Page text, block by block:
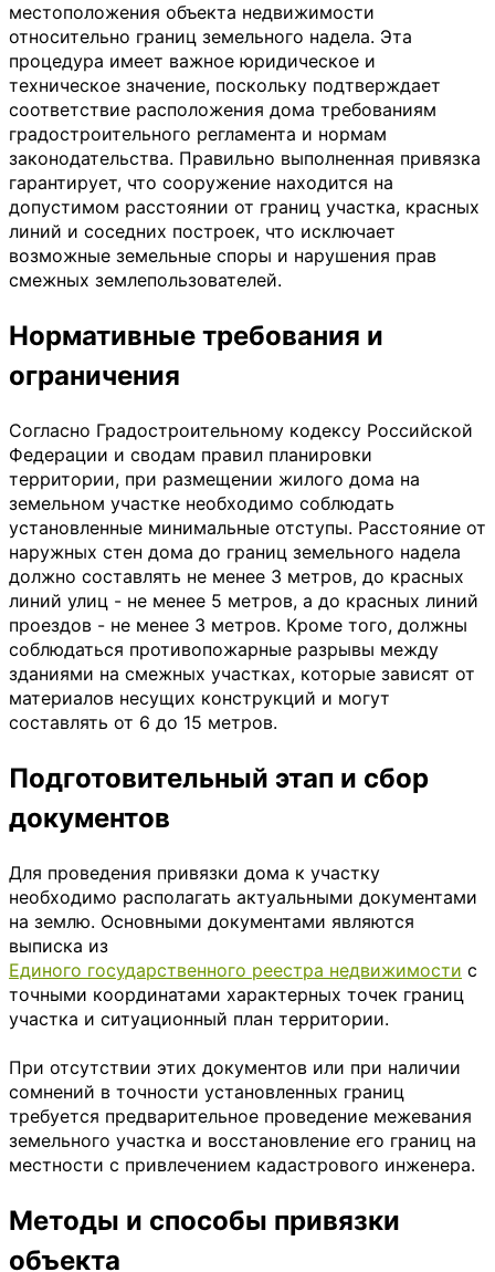
местоположения объекта недвижимости
относительно границ земельного надела. Эта
процедура имеет важное юридическое и
техническое значение, поскольку подтверждает
соответствие расположения дома требованиям
градостроительного регламента и нормам
законодательства. Правильно выполненная привязка
гарантирует, что сооружение находится на
допустимом расстоянии от границ участка, красных
линий и соседних построек, что исключает
возможные земельные споры и нарушения прав
смежных землепользователей.
Нормативные требования и
ограничения
Согласно Градостроительному кодексу Российской
Федерации и сводам правил планировки
территории, при размещении жилого дома на
земельном участке необходимо соблюдать
установленные минимальные отступы. Расстояние от
наружных стен дома до границ земельного надела
должно составлять не менее 3 метров, до красных
линий улиц - не менее 5 метров, а до красных линий
проездов - не менее 3 метров. Кроме того, должны
соблюдаться противопожарные разрывы между
зданиями на смежных участках, которые зависят от
материалов несущих конструкций и могут
составлять от 6 до 15 метров.
Подготовительный этап и сбор
документов
Для проведения привязки дома к участку
необходимо располагать актуальными документами
на землю. Основными документами являются
выписка из
Единого государственного реестра недвижимости с
точными координатами характерных точек границ
участка и ситуационный план территории.
При отсутствии этих документов или при наличии
сомнений в точности установленных границ
требуется предварительное проведение межевания
земельного участка и восстановление его границ на
местности с привлечением кадастрового инженера.
Методы и способы привязки
объекта